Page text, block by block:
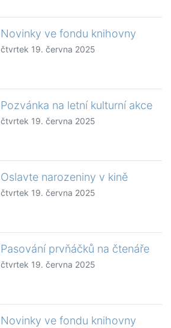
Novinky ve fondu knihovny
čtvrtek 19. června 2025
Pozvánka na letní kulturní akce
čtvrtek 19. června 2025
Oslavte narozeniny v kině
čtvrtek 19. června 2025
Pasování prvňáčků na čtenáře
čtvrtek 19. června 2025
Novinky ve fondu knihovny